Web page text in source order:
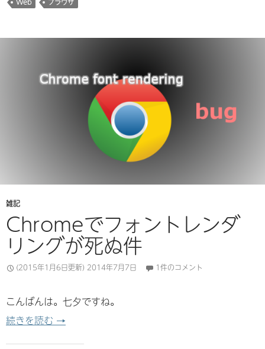
Web
ブラウザ
雑記
Chromeでフォントレンダ
リングが死ぬ件
(2015年1月6日更新) 2014年7月7日 1件のコメント
こんばんは。七夕ですね。
続きを読む Chromeでフォントレンダリングが死ぬ件
→